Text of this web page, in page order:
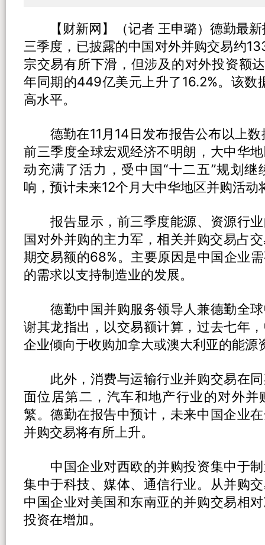
【财新网】（记者 王申璐）德勤最新
三季度，已披露的中国对外并购交易约
宗交易有所下滑，但涉及的对外投资额
年同期的449亿美元上升了16.2%。该数
高水平。
德勤在11月14日发布报告公布以上数
前三季度全球宏观经济不明朗，大中华
动充满了活力，受中国“十二五”规划
响，预计未来12个月大中华地区并购活动
报告显示，前三季度能源、资源行业
国对外并购的主力军，相关并购交易占
期交易额的68%。主要原因是中国企业
的需求以支持制造业的发展。
德勤中国并购服务领导人兼德勤全球
谢其龙指出，以交易额计算，过去七年
企业倾向于收购加拿大或澳大利亚的能源
此外，消费与运输行业并购交易在同
面位居第二，汽车和地产行业的对外并
繁。德勤在报告中预计，未来中国企业
并购交易将有所上升。
中国企业对西欧的并购投资集中于制
集中于科技、媒体、通信行业。从并购
中国企业对美国和东南亚的并购交易相
投资在增加。